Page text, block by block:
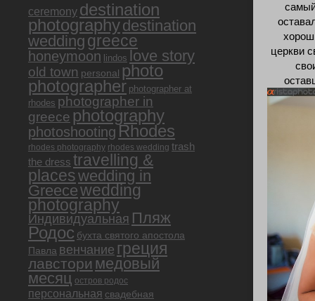
церкви
ceremony destination
photographydestination
wedding greece
honeymoon lindos love story
old town personal photo
photographer photographer at
rhodes photographer in
greece photography
photoshootingRhodes
rhodes photography rhodes wedding trash
the dress travelling &
placeswedding in
Greecewedding
photography
Индивидуальная Пляж
Родос бухта святого апостола
Павла венчание греция
лавстори медовый
месяц остров родос
персональная свадебная